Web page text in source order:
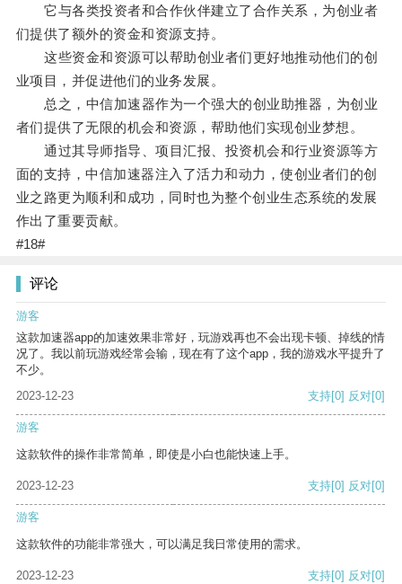
它与各类投资者和合作伙伴建立了合作关系，为创业者
们提供了额外的资金和资源支持。
这些资金和资源可以帮助创业者们更好地推动他们的创
业项目，并促进他们的业务发展。
总之，中信加速器作为一个强大的创业助推器，为创业
者们提供了无限的机会和资源，帮助他们实现创业梦想。
通过其导师指导、项目汇报、投资机会和行业资源等方
面的支持，中信加速器注入了活力和动力，使创业者们的创
业之路更为顺利和成功，同时也为整个创业生态系统的发展
作出了重要贡献。
#18#
评论
游客
这款加速器app的加速效果非常好，玩游戏再也不会出现卡顿、掉线的情
况了。我以前玩游戏经常会输，现在有了这个app，我的游戏水平提升了
不少。
2023-12-23
支持[0] 反对[0]
游客
这款软件的操作非常简单，即使是小白也能快速上手。
2023-12-23 支持[0] 反对[0]
游客
这款软件的功能非常强大，可以满足我日常使用的需求。
2023-12-23 支持[0] 反对[0]